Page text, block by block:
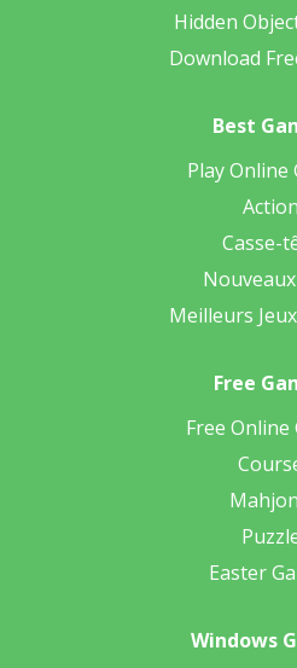
Hidden
Download
Best
Play Online
Action
Casse-
Meilleurs
Free
Free Online
Easter
Windows